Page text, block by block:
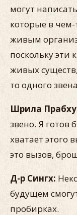
могут
которые в
живым
поскольку
живых
то одного
Шрила
звено. Я готов
хватает этого
это вызов,
Д-р Сингх:
будущем
пробирках.